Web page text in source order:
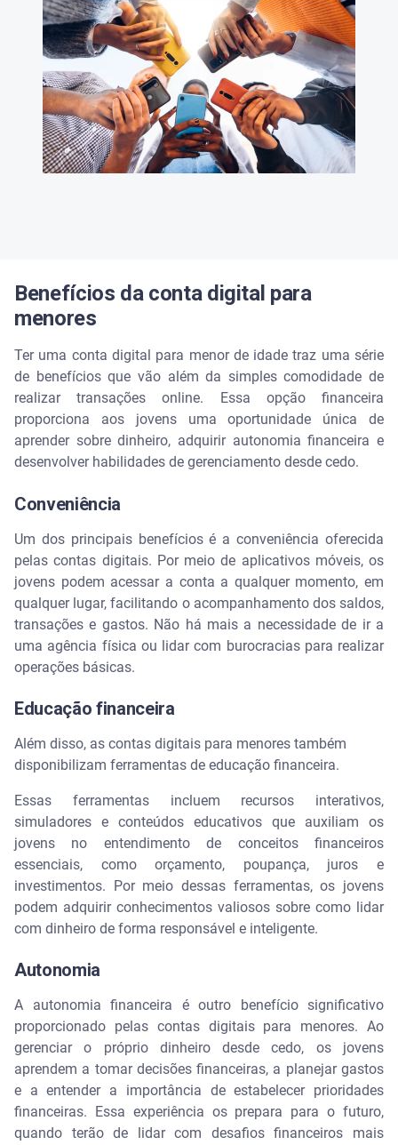
Benefícios da conta digital para
menores
Ter uma conta digital para menor de idade traz uma série
de benefícios que vão além da simples comodidade de
realizar transações online. Essa opção financeira
proporciona aos jovens uma oportunidade única de
aprender sobre dinheiro, adquirir autonomia financeira e
desenvolver habilidades de gerenciamento desde cedo.
Conveniência
Um dos principais benefícios é a conveniência oferecida
pelas contas digitais. Por meio de aplicativos móveis, os
jovens podem acessar a conta a qualquer momento, em
qualquer lugar, facilitando o acompanhamento dos saldos,
transações e gastos. Não há mais a necessidade de ir a
uma agência física ou lidar com burocracias para realizar
operações básicas.
Educação financeira
Além disso, as contas digitais para menores também
disponibilizam ferramentas de educação financeira.
Essas ferramentas incluem recursos interativos,
simuladores e conteúdos educativos que auxiliam os
jovens no entendimento de conceitos financeiros
essenciais, como orçamento, poupança, juros e
investimentos. Por meio dessas ferramentas, os jovens
podem adquirir conhecimentos valiosos sobre como lidar
com dinheiro de forma responsável e inteligente.
Autonomia
A autonomia financeira é outro benefício significativo
proporcionado pelas contas digitais para menores. Ao
gerenciar o próprio dinheiro desde cedo, os jovens
aprendem a tomar decisões financeiras, a planejar gastos
e a entender a importância de estabelecer prioridades
financeiras. Essa experiência os prepara para o futuro,
quando terão de lidar com desafios financeiros mais